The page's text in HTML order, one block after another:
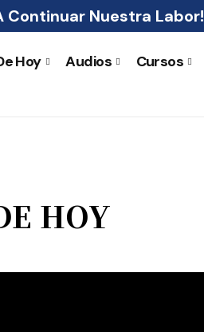
Continuar Nuestra Labor!
Hoy Audios Cursos
HOY